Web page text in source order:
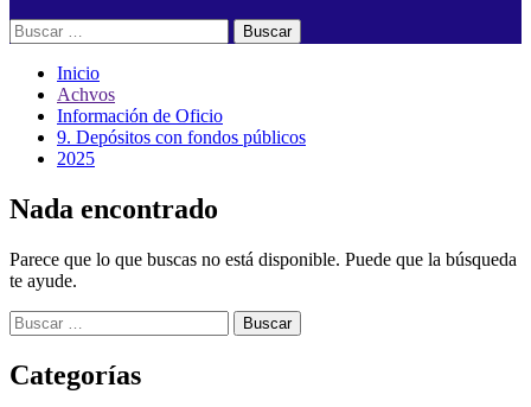
Buscar:
Inicio
Achvos
Información de Oficio
9. Depósitos con fondos públicos
2025
Nada encontrado
Parece que lo que buscas no está disponible. Puede que la búsqueda
te ayude.
Buscar:
Categorías